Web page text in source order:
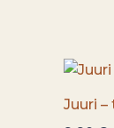
Juuri –